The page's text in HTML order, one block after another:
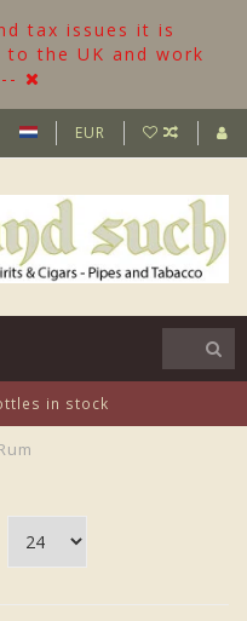
tax issues it is
the UK and work
EUR
in stock